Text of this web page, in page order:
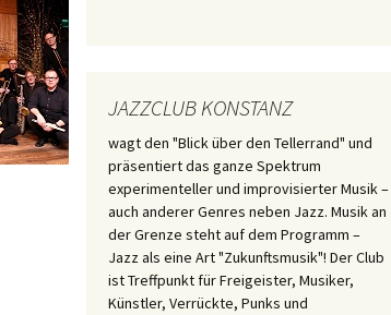
JAZZCLUB KONSTANZ
wagt den "Blick über den Tellerrand" und
präsentiert das ganze Spektrum
experimenteller und improvisierter Musik –
auch anderer Genres neben Jazz. Musik an
der Grenze steht auf dem Programm –
Jazz als eine Art "Zukunftsmusik"! Der Club
ist Treffpunkt für Freigeister, Musiker,
Künstler, Verrückte, Punks und